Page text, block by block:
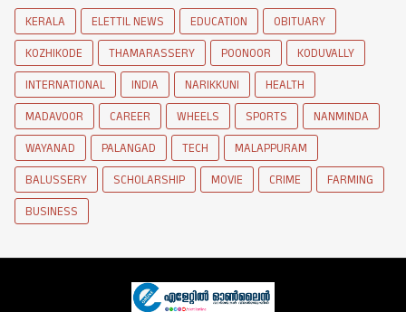
KERALA ELETTIL NEWS EDUCATION
OBITUARY
KOZHIKODE
THAMARASSERY POONOOR
KODUVALLY
INTERNATIONAL
INDIA NARIKKUNI
HEALTH
MADAVOOR
CAREER WHEELS SPORTS
NANMINDA
WAYANAD
PALANGAD TECH
MALAPPURAM
BALUSSERY
SCHOLARSHIP MOVIE CRIME
FARMING
BUSINESS